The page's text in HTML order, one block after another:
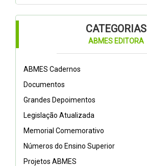
CATEGORIAS
ABMES EDITORA
ABMES Cadernos
Documentos
Grandes Depoimentos
Legislação Atualizada
Memorial Comemorativo
Números do Ensino Superior
Projetos ABMES